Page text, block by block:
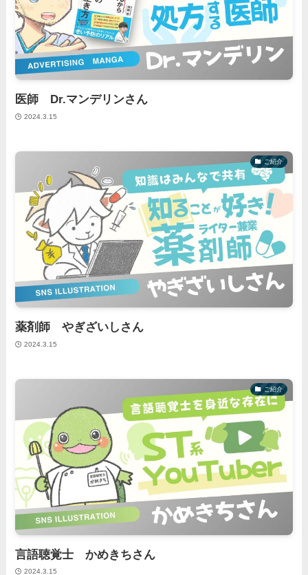
医師 Dr.マンデリンさん
2024.3.15
ご紹介
薬剤師 やぎざいしさん
2024.3.15
ご紹介
言語聴覚士 かめきちさん
2024.3.15